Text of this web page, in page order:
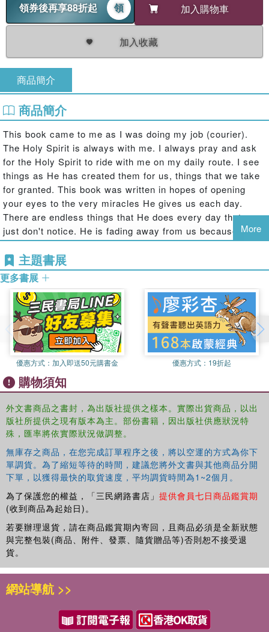
領券後再享88折起 領 加入購物車
加入收藏
商品簡介
商品簡介
This book came to me as I was doing my job (courier).
The Holy Spirit is always with me. I always pray and ask
for the Holy Spirit to ride with me on my daily route. I see
things as He has created them for us, things that we take
for granted. This book was written in hopes of opening
your eyes to the very miracles He gives us each day.
There are endless things that He does every day that we
just don't notice. He is fading away from us because we
do not acknowledge Him. The Lord's Prayer is our Lord's
prayer. What greater gift can we give Him than to stand up
at every college and professional football game and say
the Lord's Prayer? Can you imagine this happening at the
same time? It is being broadcast nationwide. Truly, it is a
gift from His children. God bless you and keep you.
More
主題書展
更多書展
優惠方式： 加入即送50元購書金 優惠方式： 19折起
購物須知
外文書商品之書封，為出版社提供之樣本。實際出貨商品，以出
版社所提供之現有版本為主。部份書籍，因出版社供應狀況特
殊，匯率將依實際狀況做調整。
無庫存之商品，在您完成訂單程序之後，將以空運的方式為你下
單調貨。為了縮短等待的時間，建議您將外文書與其他商品分開
下單，以獲得最快的取貨速度，平均調貨時間為1~2個月。
為了保護您的權益，「三民網路書店」 提供會員七日商品鑑賞期
(收到商品為起始日)。
若要辦理退貨，請在商品鑑賞期內寄回，且商品必須是全新狀態
與完整包裝(商品、附件、發票、隨貨贈品等)否則恕不接受退
貨。
網站導航 >>